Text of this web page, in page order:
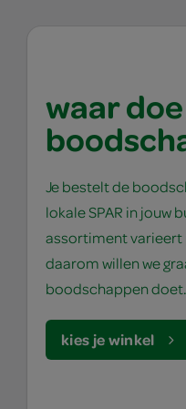
waar
Je bestelt de
lokale SPAR in jouw
assortiment varieert
daarom willen we
boodschappen doet.
kies je winkel